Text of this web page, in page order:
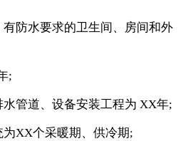
防水要求的卫生间、房间和外
;
管道、设备安装工程为 XX年;
XX个采暖期、供冷期;